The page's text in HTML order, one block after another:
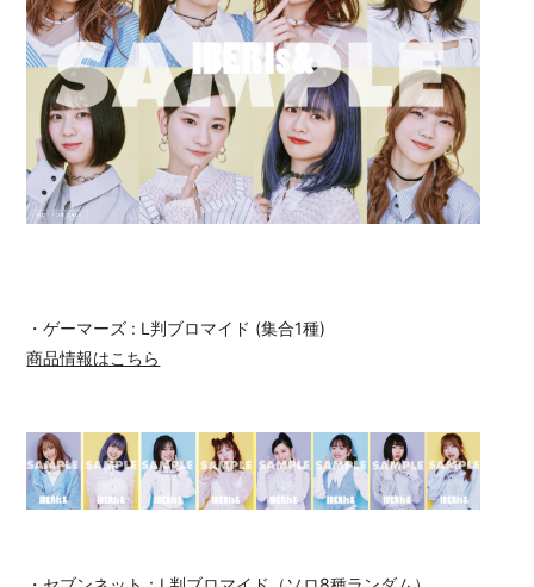
・ゲーマーズ : L判ブロマイド (集合1種)
商品情報はこちら